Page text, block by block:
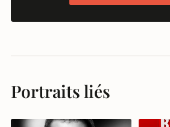
Portraits liés